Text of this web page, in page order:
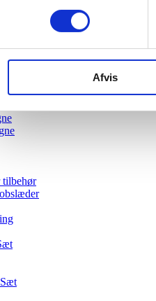
Afvis
MTB
& tilbehør
Børn
hunde
tilbehør